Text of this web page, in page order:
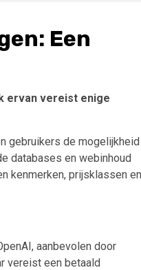
Een
ervan vereist enige
gebruikers de mogelijkheid
databases en webinhoud
kenmerken, prijsklassen en
aanbevolen door
vereist een betaald